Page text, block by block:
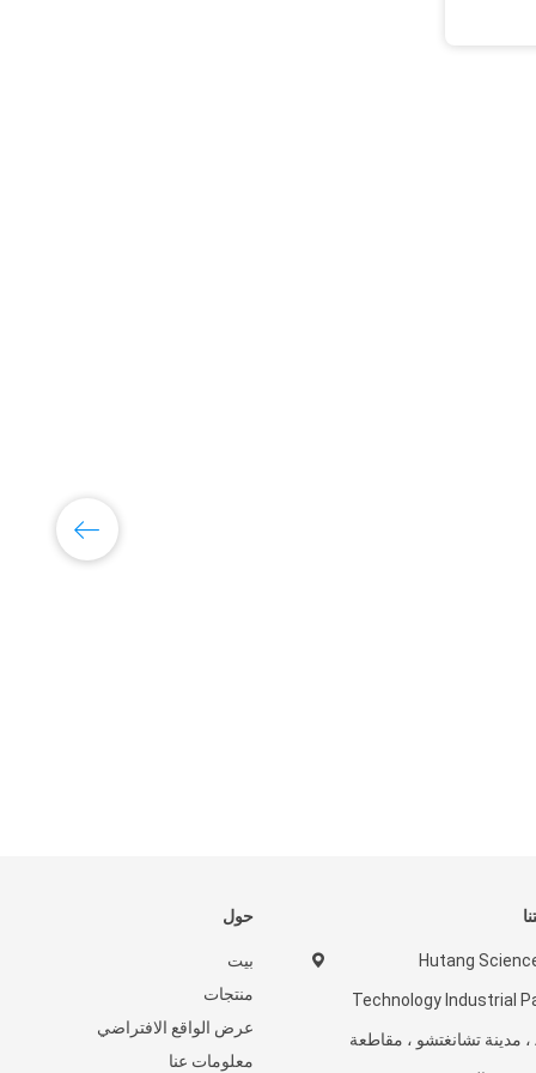
حول
بيت
منتجات
عرض الواقع الافتراضي
معلومات عنا
Hutang
Technology Industrial
A2 ، مدينة تشانغتشو ، مقاطعة